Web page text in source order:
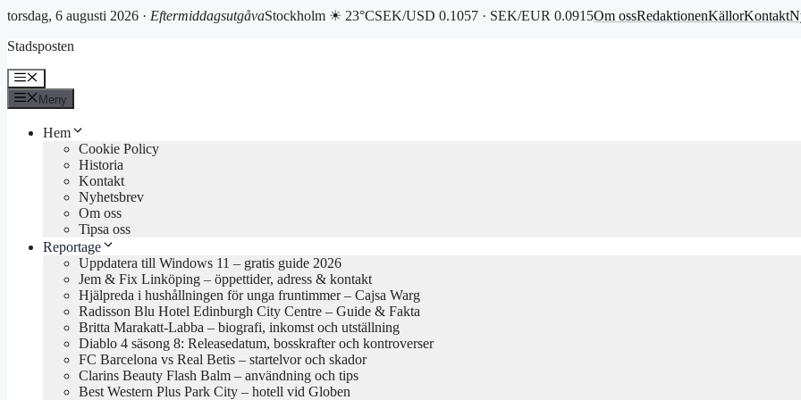
torsdag, 6 augusti 2026 · EftermiddagsutgåvaStockholm ☀ 23°CSEK/USD 0.1057 · SEK/EUR 0.0915Om ossRedaktionenKällorKontakt
till
Stadsposten
Meny
Meny
Hem
Cookie Policy
Historia
Kontakt
Nyhetsbrev
Om oss
Tipsa oss
Reportage
Uppdatera till Windows 11 – gratis guide 2026
Jem & Fix Linköping – öppettider, adress & kontakt
Hjälpreda i hushållningen för unga fruntimmer – Cajsa Warg
Radisson Blu Hotel Edinburgh City Centre – Guide & Fakta
Britta Marakatt-Labba – biografi, inkomst och utställning
Diablo 4 säsong 8: Releasedatum, bosskrafter och kontroverser
FC Barcelona vs Real Betis – startelvor och skador
Clarins Beauty Flash Balm – användning och tips
Best Western Plus Park City – hotell vid Globen